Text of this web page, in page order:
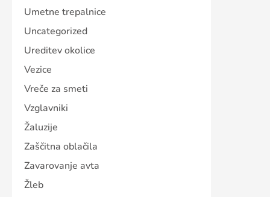
Umetne trepalnice
Uncategorized
Ureditev okolice
Vezice
Vreče za smeti
Vzglavniki
Žaluzije
Zaščitna oblačila
Zavarovanje avta
Žleb